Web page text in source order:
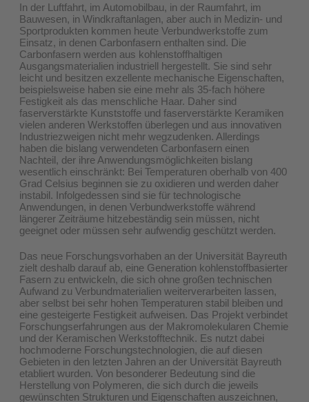
In der Luftfahrt, im Automobilbau, in der Raumfahrt, im
Bauwesen, in Windkraftanlagen, aber auch in Medizin- und
Sportprodukten kommen heute Verbundwerkstoffe zum
Einsatz, in denen Carbonfasern enthalten sind. Die
Carbonfasern werden aus kohlenstoffhaltigen
Ausgangsmaterialien industriell hergestellt. Sie sind sehr
leicht und besitzen exzellente mechanische Eigenschaften,
beispielsweise haben sie eine mehr als 35-fach höhere
Festigkeit als das menschliche Haar. Daher sind
faserverstärkte Kunststoffe und faserverstärkte Keramiken
vielen anderen Werkstoffen überlegen und aus innovativen
Industriezweigen nicht mehr wegzudenken. Allerdings
haben die bislang verwendeten Carbonfasern einen
Nachteil, der ihre Anwendungsmöglichkeiten bislang
wesentlich einschränkt: Bei Temperaturen oberhalb von 400
Grad Celsius beginnen sie zu oxidieren und werden daher
instabil. Infolgedessen sind sie für technologische
Anwendungen, in denen Verbundwerkstoffe während
längerer Zeiträume hitzebeständig sein müssen, nicht
geeignet oder müssen sehr aufwendig geschützt werden.
Das neue Forschungsvorhaben an der Universität Bayreuth
zielt deshalb darauf ab, eine Generation kohlenstoffbasierter
Fasern zu entwickeln, die sich ohne großen technischen
Aufwand zu Verbundmaterialien weiterverarbeiten lassen,
aber selbst bei sehr hohen Temperaturen stabil bleiben und
eine gesteigerte Festigkeit aufweisen. Das Projekt verbindet
Forschungserfahrungen aus der Makromolekularen Chemie
und der Keramischen Werkstofftechnik. Es nutzt dabei
hochmoderne Forschungstechnologien, die auf diesen
Gebieten in den letzten Jahren an der Universität Bayreuth
etabliert wurden. Von besonderer Bedeutung sind die
Herstellung von Polymeren, die sich durch die jeweils
gewünschten Strukturen und Eigenschaften auszeichnen,